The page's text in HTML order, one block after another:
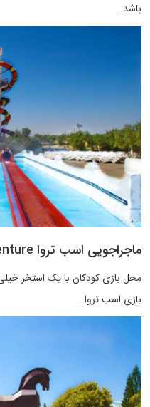
باشد.
ماجراجویی اسب تروا Trojan Adventure
محل بازی کودکان با یک استخر
بازی اسب تروا .